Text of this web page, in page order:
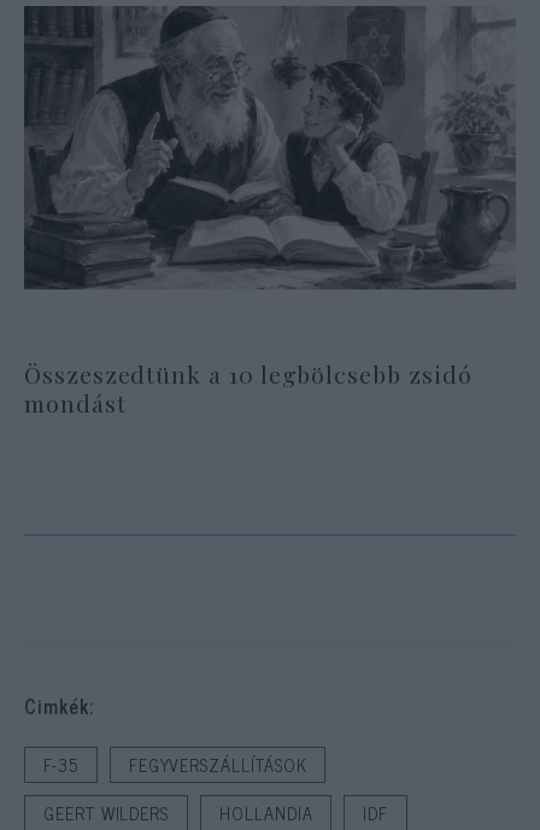
Összeszedtünk a 10 legbölcsebb zsidó
mondást
Cimkék:
F-35
FEGYVERSZÁLLÍTÁSOK
GEERT WILDERS
HOLLANDIA IDF